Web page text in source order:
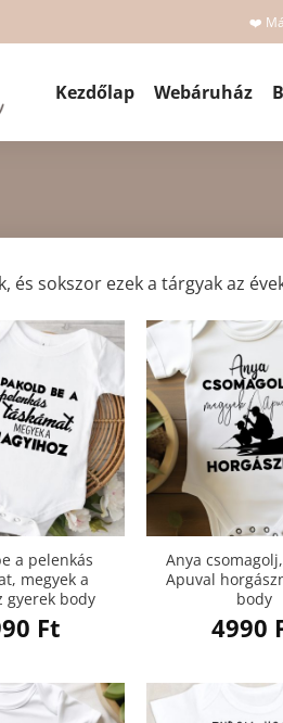
❤️
Kezdőlap Webáruház
és sokszor ezek a tárgyak az
a pelenkás
megyek a
gyerek body
Ft
Anya
Apuval
body
4990